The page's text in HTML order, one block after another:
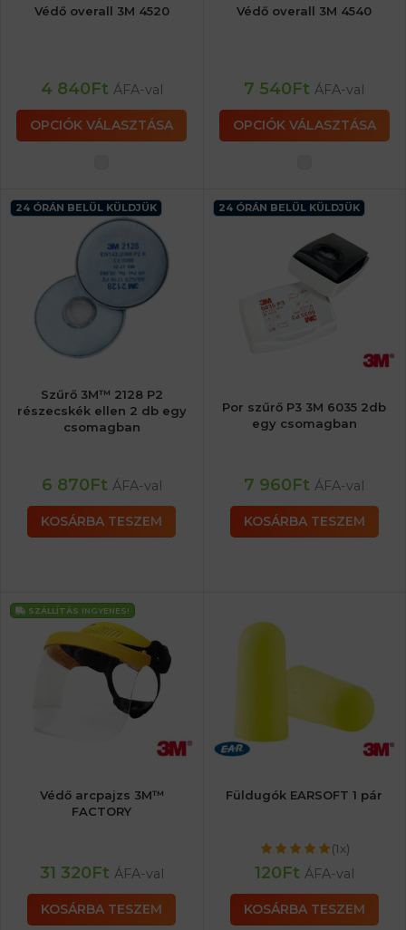
Védő overall 3M 4520
4 840Ft ÁFA-val
OPCIÓK VÁLASZTÁSA
Védő overall 3M 4540
7 540Ft ÁFA-val
OPCIÓK VÁLASZTÁSA
24 ÓRÁN BELÜL KÜLDJÜK
Szűrő 3M™ 2128 P2
részecskék ellen 2 db egy
csomagban
6 870Ft ÁFA-val
KOSÁRBA TESZEM
24 ÓRÁN BELÜL KÜLDJÜK
Por szűrő P3 3M 6035 2db
egy csomagban
7 960Ft ÁFA-val
KOSÁRBA TESZEM
SZÁLLÍTÁS INGYENES!
Védő arcpajzs 3M™
FACTORY
31 320Ft ÁFA-val
KOSÁRBA TESZEM
Füldugók EARSOFT 1 pár
(1x)
120Ft ÁFA-val
KOSÁRBA TESZEM